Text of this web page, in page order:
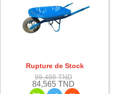
Rupture de Stock
99,488 TND
84,565 TND